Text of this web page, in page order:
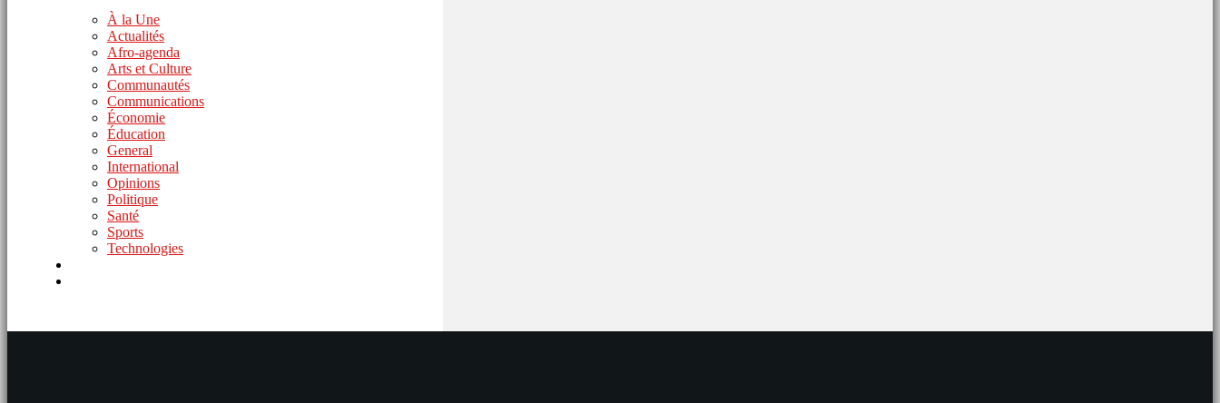
À la Une
Actualités
Afro-agenda
Arts et Culture
Communautés
Communications
Économie
Éducation
General
International
Opinions
Politique
Santé
Sports
Technologies